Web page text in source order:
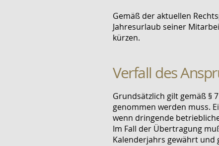
Gemäß der aktuellen
Jahresurlaub seiner
kürzen.
Verfall des
Grundsätzlich gilt gemäß §
genommen werden muss.
wenn dringende
Im Fall der Übertragung
Kalenderjahrs gewährt und